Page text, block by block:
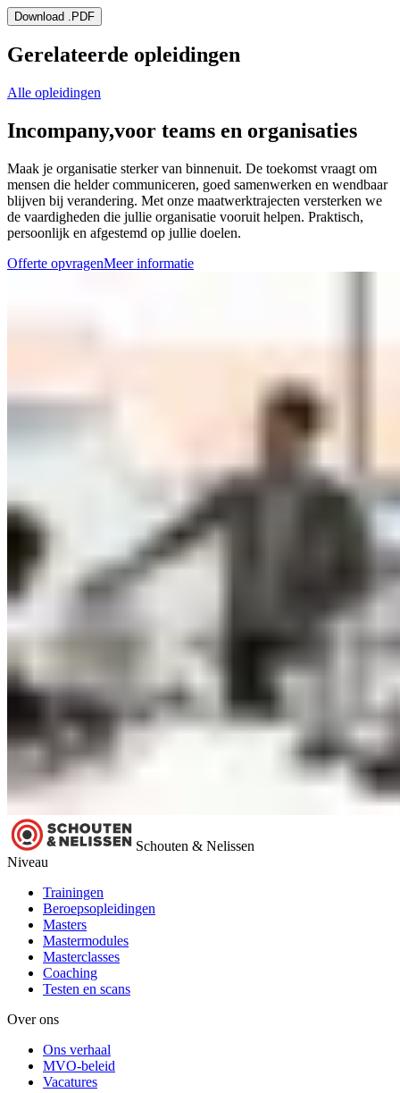
Download .PDF
Gerelateerde opleidingen
Alle opleidingen
Incompany,voor teams en organisaties
Maak je organisatie sterker van binnenuit. De toekomst vraagt om
mensen die helder communiceren, goed samenwerken en wendbaar
blijven bij verandering. Met onze maatwerktrajecten versterken we
de vaardigheden die jullie organisatie vooruit helpen. Praktisch,
persoonlijk en afgestemd op jullie doelen.
Offerte opvragenMeer informatie
Schouten & Nelissen
Niveau
Trainingen
Beroepsopleidingen
Masters
Mastermodules
Masterclasses
Coaching
Testen en scans
Over ons
Ons verhaal
MVO-beleid
Vacatures